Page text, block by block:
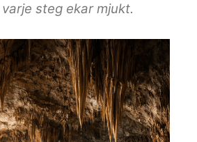
steg ekar mjukt.